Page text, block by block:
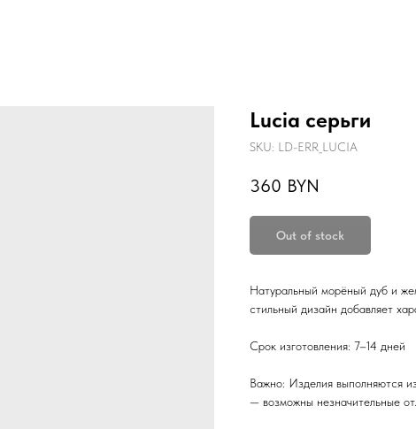
Lucia серьги
SKU: LD-ERR_LUCIA
360 BYN
Out of stock
Натуральный морёный дуб и
стильный дизайн добавляет
Срок изготовления: 7–14 дней
Важно: Изделия выполняются
— возможны незначительные